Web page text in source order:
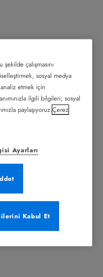
çalışmasını
sosyal medya
etmek için
ilgili bilgileri; sosyal
paylaşıyoruz.Çerez
Ayarları
Kabul Et